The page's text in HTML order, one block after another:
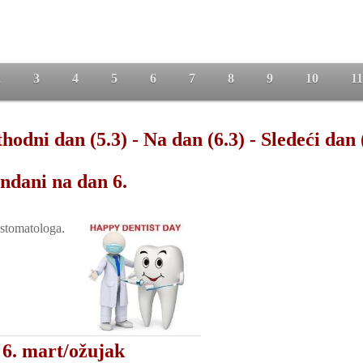
3 4 5 6 7 8 9 10 11
dan (5.3) - Na dan (6.3) - Sledeći dan
na dan 6.
mart/ožujak